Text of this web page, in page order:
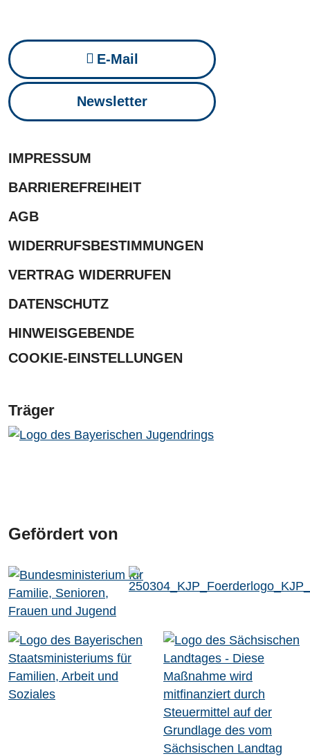
E-Mail
Newsletter
IMPRESSUM
BARRIEREFREIHEIT
AGB
WIDERRUFSBESTIMMUNGEN
VERTRAG WIDERRUFEN
DATENSCHUTZ
HINWEISGEBENDE
COOKIE-EINSTELLUNGEN
Träger
Gefördert von